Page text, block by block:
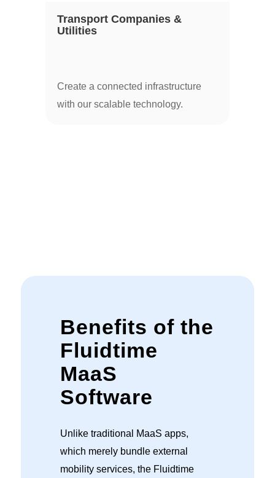
Transport Companies &
Utilities
Create a connected infrastructure
with our scalable technology.
Benefits of the
Fluidtime
MaaS
Software
Unlike traditional MaaS apps,
which merely bundle external
mobility services, the Fluidtime